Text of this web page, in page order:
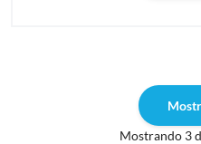
Mostrando 3